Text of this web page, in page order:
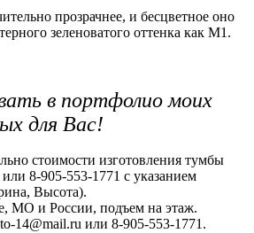
прозрачнее, и бесцветное оно
зеленоватого оттенка как М1.
в портфолио моих
для Вас!
стоимости изготовления тумбы
8-905-553-1771 с указанием
Высота).
МО и России, подъем на этаж.
14@mail.ru или 8-905-553-1771.